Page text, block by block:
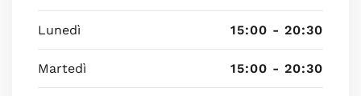
Lunedì 15:00 - 20:30
Martedì 15:00 - 20:30